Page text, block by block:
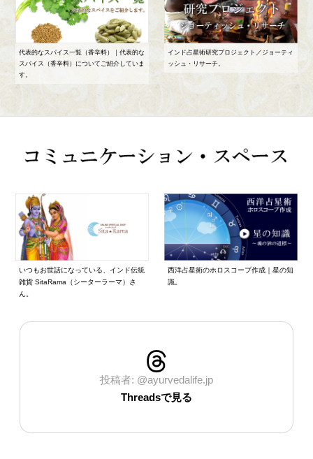
代表的なスパイス一覧（香辛料）｜代表的な
スパイス（香辛料）についてご紹介していま
す。
インド占星術研究プロジェクト／ジョーティ
ッシュ・リサーチ。
いつもお世話になっている、インド伝統
雑貨 SitaRama（シーターラーマ）さ
ん。
西洋占星術のホロスコープ作成｜星の知
識。
投稿者: @ayurvedalife.jp
Threadsで見る